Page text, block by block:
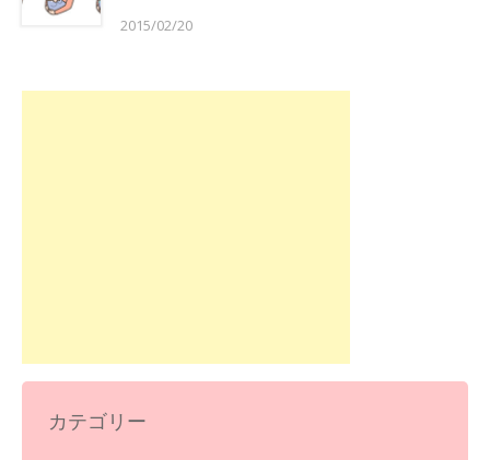
2015/02/20
カテゴリー